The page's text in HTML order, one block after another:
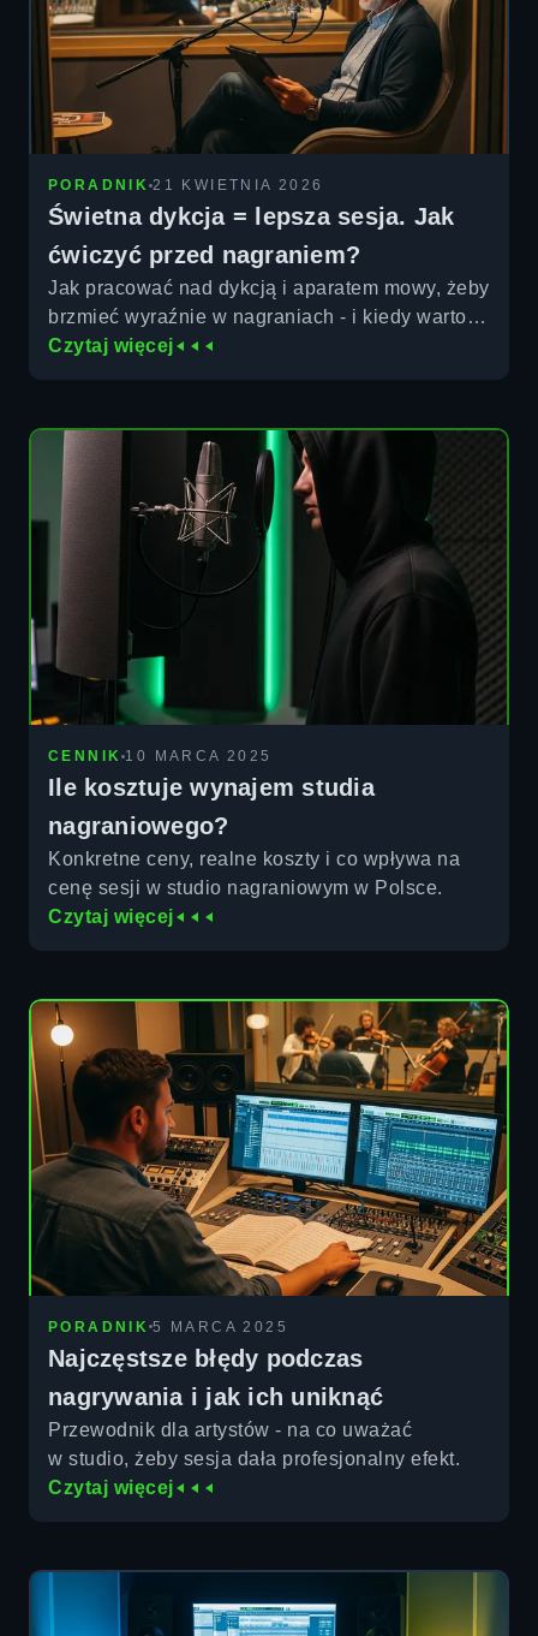
PORADNIK 21 KWIETNIA 2026
Świetna dykcja = lepsza sesja. Jak
ćwiczyć przed nagraniem?
Jak pracować nad dykcją i aparatem mowy, żeby
brzmieć wyraźnie w nagraniach - i kiedy warto
świadomie ją łamać dla artystycznego efektu.
Czytaj więcej
CENNIK 10 MARCA 2025
Ile kosztuje wynajem studia
nagraniowego?
Konkretne ceny, realne koszty i co wpływa na
cenę sesji w studio nagraniowym w Polsce.
Czytaj więcej
PORADNIK 5 MARCA 2025
Najczęstsze błędy podczas
nagrywania i jak ich uniknąć
Przewodnik dla artystów - na co uważać
w studio, żeby sesja dała profesjonalny efekt.
Czytaj więcej